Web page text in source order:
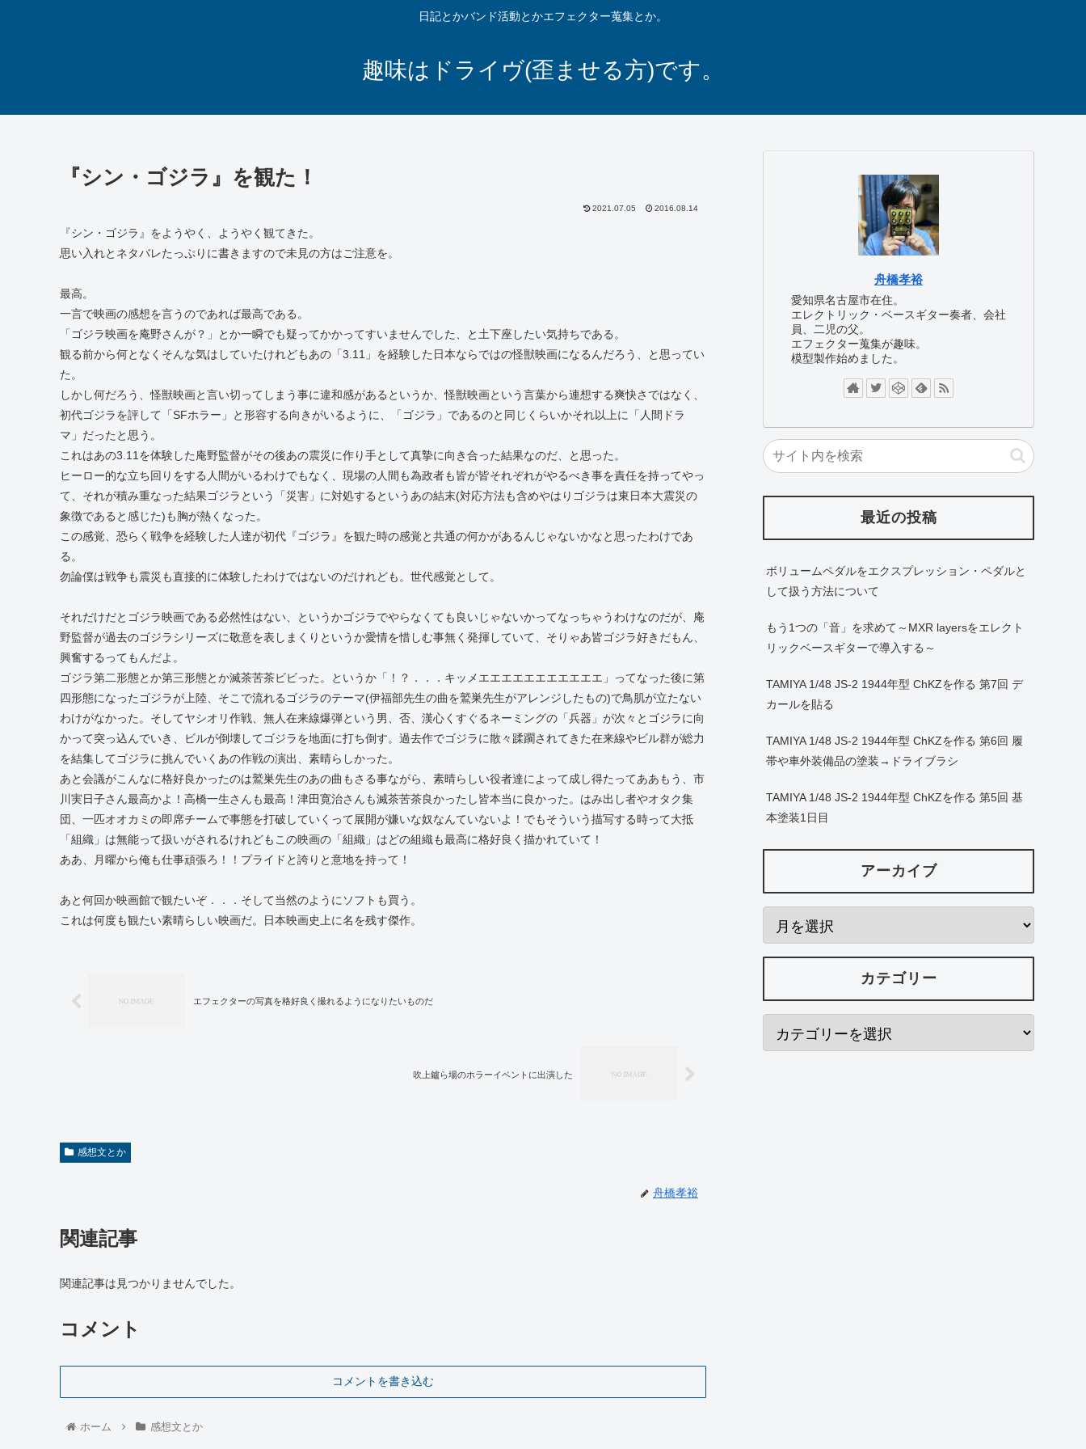
日記とかバンド活動とかエフェクター蒐集とか。
趣味はドライヴ(歪ませる方)です。
『シン・ゴジラ』を観た！
2021.07.05 2016.08.14
『シン・ゴジラ』をようやく、ようやく観てきた。
思い入れとネタバレたっぷりに書きますので未見の方はご注意を。
最高。
一言で映画の感想を言うのであれば最高である。
「ゴジラ映画を庵野さんが？」とか一瞬でも疑ってかかってすいませんでした、と土下座したい気持ちである。
観る前から何となくそんな気はしていたけれどもあの「3.11」を経験した日本ならではの怪獣映画になるんだろう、と思ってい
た。
しかし何だろう、怪獣映画と言い切ってしまう事に違和感があるというか、怪獣映画という言葉から連想する爽快さではなく、
初代ゴジラを評して「SFホラー」と形容する向きがいるように、「ゴジラ」であるのと同じくらいかそれ以上に「人間ドラ
マ」だったと思う。
これはあの3.11を体験した庵野監督がその後あの震災に作り手として真摯に向き合った結果なのだ、と思った。
ヒーロー的な立ち回りをする人間がいるわけでもなく、現場の人間も為政者も皆が皆それぞれがやるべき事を責任を持ってやっ
て、それが積み重なった結果ゴジラという「災害」に対処するというあの結末(対応方法も含めやはりゴジラは東日本大震災の
象徴であると感じた)も胸が熱くなった。
この感覚、恐らく戦争を経験した人達が初代『ゴジラ』を観た時の感覚と共通の何かがあるんじゃないかなと思ったわけであ
る。
勿論僕は戦争も震災も直接的に体験したわけではないのだけれども。世代感覚として。
それだけだとゴジラ映画である必然性はない、というかゴジラでやらなくても良いじゃないかってなっちゃうわけなのだが、庵
野監督が過去のゴジラシリーズに敬意を表しまくりというか愛情を惜しむ事無く発揮していて、そりゃあ皆ゴジラ好きだもん、
興奮するってもんだよ。
ゴジラ第二形態とか第三形態とか滅茶苦茶ビビった。というか「！？．．．キッメエエエエエエエエエエエ」ってなった後に第
四形態になったゴジラが上陸、そこで流れるゴジラのテーマ(伊福部先生の曲を鷲巣先生がアレンジしたもの)で鳥肌が立たない
わけがなかった。そしてヤシオリ作戦、無人在来線爆弾という男、否、漢心くすぐるネーミングの「兵器」が次々とゴジラに向
かって突っ込んでいき、ビルが倒壊してゴジラを地面に打ち倒す。過去作でゴジラに散々蹂躙されてきた在来線やビル群が総力
を結集してゴジラに挑んでいくあの作戦の演出、素晴らしかった。
あと会議がこんなに格好良かったのは鷲巣先生のあの曲もさる事ながら、素晴らしい役者達によって成し得たってああもう、市
川実日子さん最高かよ！高橋一生さんも最高！津田寛治さんも滅茶苦茶良かったし皆本当に良かった。はみ出し者やオタク集
団、一匹オオカミの即席チームで事態を打破していくって展開が嫌いな奴なんていないよ！でもそういう描写する時って大抵
「組織」は無能って扱いがされるけれどもこの映画の「組織」はどの組織も最高に格好良く描かれていて！
ああ、月曜から俺も仕事頑張ろ！！プライドと誇りと意地を持って！
あと何回か映画館で観たいぞ．．．そして当然のようにソフトも買う。
これは何度も観たい素晴らしい映画だ。日本映画史上に名を残す傑作。
エフェクターの写真を格好良く撮れるようになりたいものだ
吹上鑪ら場のホラーイベントに出演した
感想文とか
舟橋孝裕
関連記事
関連記事は見つかりませんでした。
コメント
コメントを書き込む
ホーム 感想文とか
舟橋孝裕
愛知県名古屋市在住。
エレクトリック・ベースギター奏者、会社
員、二児の父。
エフェクター蒐集が趣味。
模型製作始めました。
最近の投稿
ボリュームペダルをエクスプレッション・ペダルと
して扱う方法について
もう1つの「音」を求めて～MXR layersをエレクト
リックベースギターで導入する～
TAMIYA 1/48 JS-2 1944年型 ChKZを作る 第7回 デ
カールを貼る
TAMIYA 1/48 JS-2 1944年型 ChKZを作る 第6回 履
帯や車外装備品の塗装→ドライブラシ
TAMIYA 1/48 JS-2 1944年型 ChKZを作る 第5回 基
本塗装1日目
アーカイブ
カテゴリー